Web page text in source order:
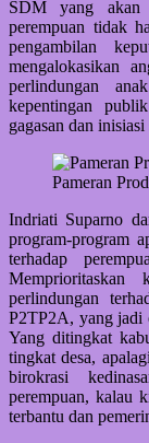
SDM yang akan
perempuan tidak
pengambilan
mengalokasikan
perlindungan
kepentingan
gagasan dan
Pameran
Indriati Suparno
program-program
terhadap
Memprioritaskan
perlindungan
P2TP2A, yang jadi
Yang ditingkat
tingkat desa,
birokrasi
perempuan, kalau
terbantu dan